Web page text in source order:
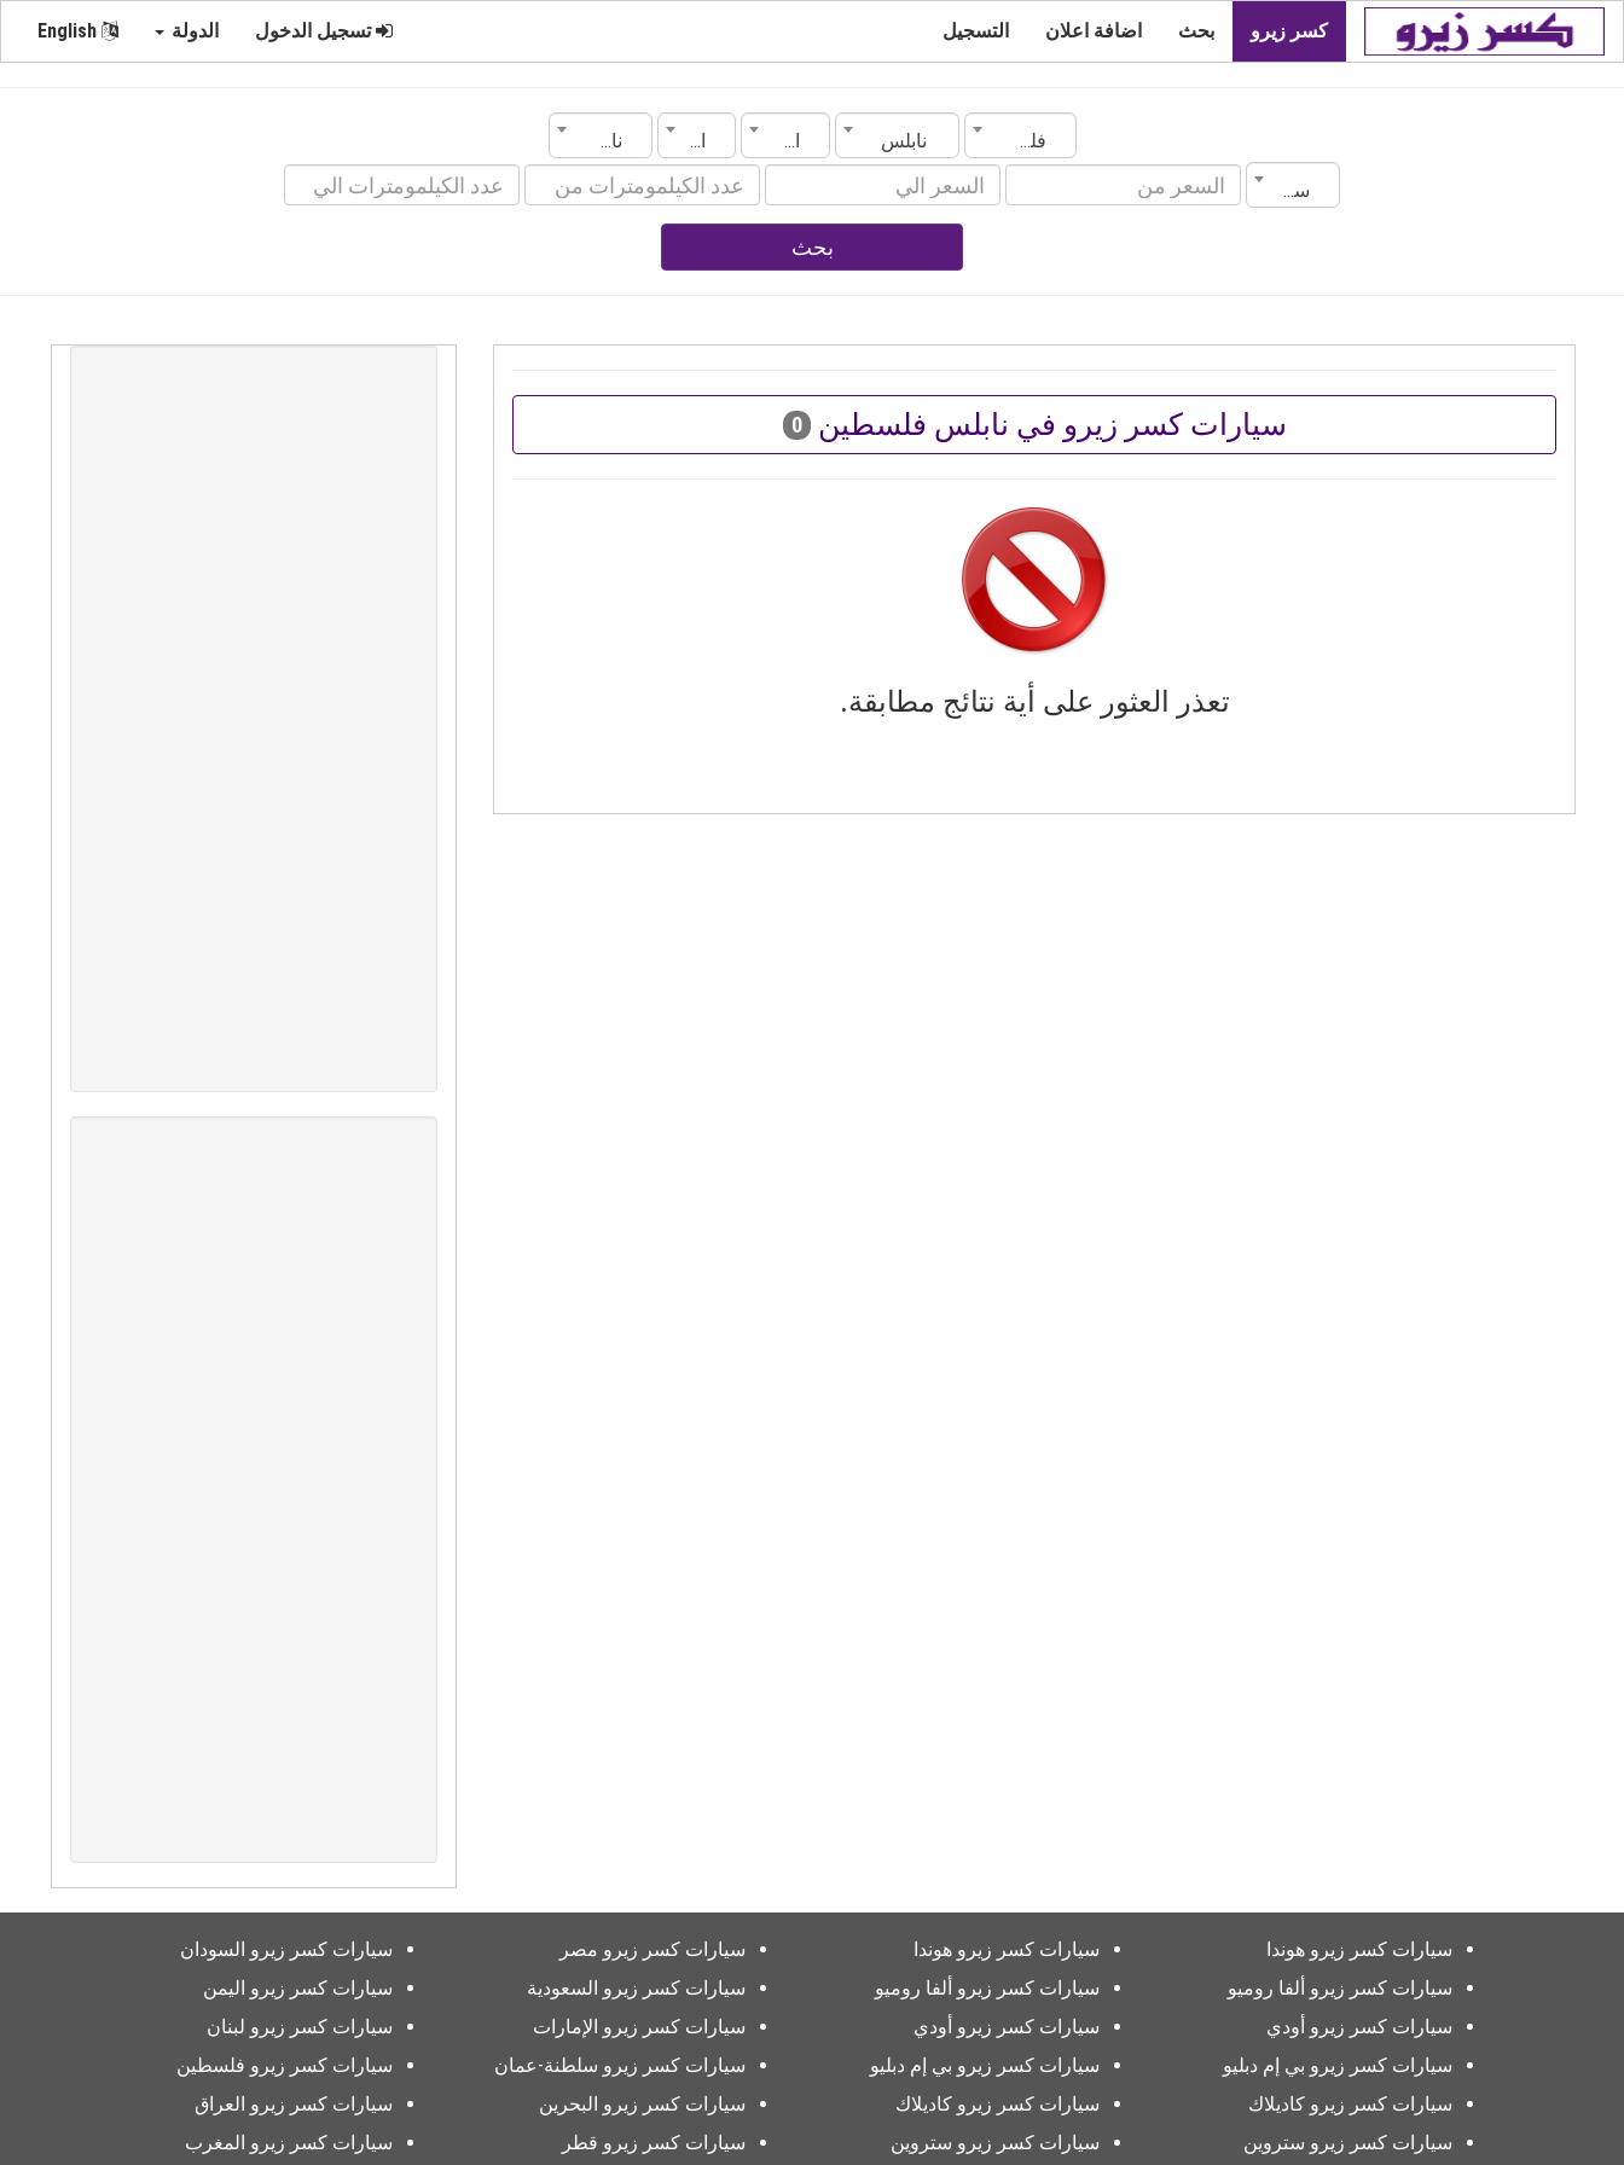
كسر زيرو بحث اضافة اعلان التسجيل تسجيل الدخول الدولة
فلسطين نابلس الماركة الموديل ناقل الحركة
سنة الصنع
بحث
سيارات كسر زيرو في نابلس فلسطين 0
تعذر العثور على أية نتائج مطابقة.
سيارات كسر زيرو هوندا
سيارات كسر زيرو ألفا روميو
سيارات كسر زيرو أودي
سيارات كسر زيرو بي إم دبليو
سيارات كسر زيرو كاديلاك
سيارات كسر زيرو ستروين
سيارات كسر زيرو هوندا
سيارات كسر زيرو ألفا روميو
سيارات كسر زيرو أودي
سيارات كسر زيرو بي إم دبليو
سيارات كسر زيرو كاديلاك
سيارات كسر زيرو ستروين
سيارات كسر زيرو مصر
سيارات كسر زيرو السعودية
سيارات كسر زيرو الإمارات
سيارات كسر زيرو سلطنة-عمان
سيارات كسر زيرو البحرين
سيارات كسر زيرو قطر
سيارات كسر زيرو السودان
سيارات كسر زيرو اليمن
سيارات كسر زيرو لبنان
سيارات كسر زيرو فلسطين
سيارات كسر زيرو العراق
سيارات كسر زيرو المغرب